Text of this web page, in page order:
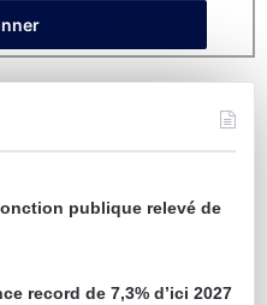
publique relevé de
record de 7,3% d’ici 2027